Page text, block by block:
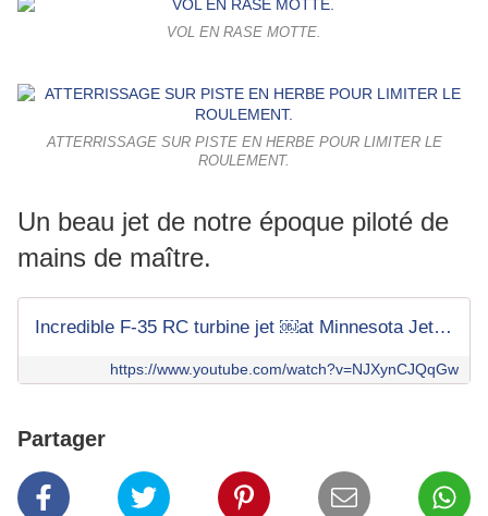
VOL EN RASE MOTTE.
ATTERRISSAGE SUR PISTE EN HERBE POUR LIMITER LE
ROULEMENT.
Un beau jet de notre époque piloté de
mains de maître.
Incredible F-35 RC turbine jet ￼at Minnesota Jets 2024
https://www.youtube.com/watch?v=NJXynCJQqGw
Partager